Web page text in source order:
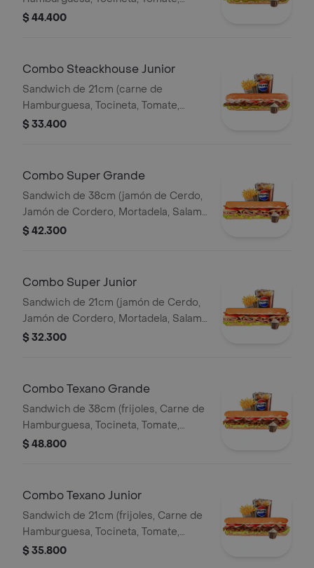
Lechuga, Pepinillos, Queso Mozzarella
$ 44.400
Combo Steackhouse Junior
Sandwich de 21cm (carne de
Hamburguesa, Tocineta, Tomate,
Lechuga, Pepinillos, Queso Mozzarella
$ 33.400
Combo Super Grande
Sandwich de 38cm (jamón de Cerdo,
Jamón de Cordero, Mortadela, Salami
Ahumado, Queso Mozzarella, Tomate,
$ 42.300
Combo Super Junior
Sandwich de 21cm (jamón de Cerdo,
Jamón de Cordero, Mortadela, Salami
Ahumado, Queso Mozzarella, Tomate,
$ 32.300
Combo Texano Grande
Sandwich de 38cm (frijoles, Carne de
Hamburguesa, Tocineta, Tomate,
Lechuga, Queso Mozzarella y Salsa de
$ 48.800
Combo Texano Junior
Sandwich de 21cm (frijoles, Carne de
Hamburguesa, Tocineta, Tomate,
Lechuga, Queso Mozzarella y Salsa de
$ 35.800